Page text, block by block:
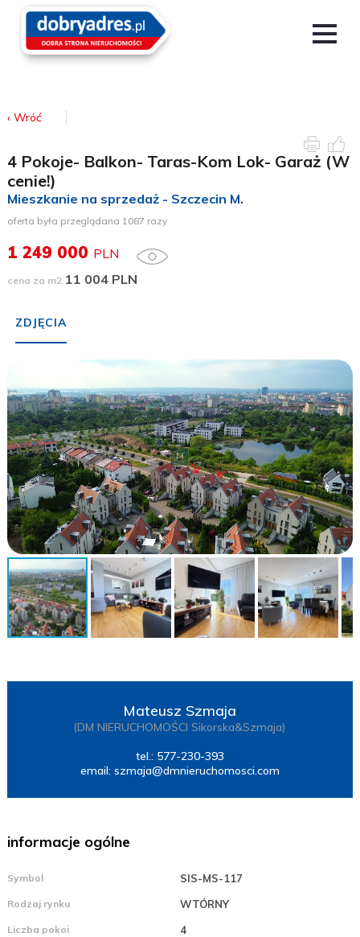
‹ Wróć
4 Pokoje- Balkon- Taras-Kom Lok- Garaż (W
cenie!)
Mieszkanie na sprzedaż - Szczecin M.
oferta była przeglądana 1087 razy
1 249 000 PLN
cena za m211 004 PLN
ZDJĘCIA
Mateusz Szmaja
(DM NIERUCHOMOŚCI Sikorska&Szmaja)
tel.: 577-230-393
email: szmaja@dmnieruchomosci.com
informacje ogólne
Symbol SIS-MS-117
Rodzaj rynku WTÓRNY
Liczba pokoi 4